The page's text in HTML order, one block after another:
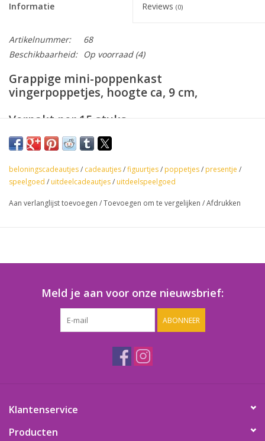
Informatie Reviews (0)
Artikelnummer:
68
Beschikbaarheid:
Op voorraad(4)
Grappige mini-poppenkast
vingerpoppetjes, hoogte ca, 9 cm,
Verpakt per 15 stuks,
beloningscadeautjes/ cadeautjes/figuurtjes/ poppetjes/ presentje /
speelgoed / uitdeelcadeautjes/ uitdeelspeelgoed
Aan verlanglijst toevoegen /Toevoegen om te vergelijken /Afdrukken
Meld je aan voor onze nieuwsbrief:
ABONNEER
Klantenservice
Producten